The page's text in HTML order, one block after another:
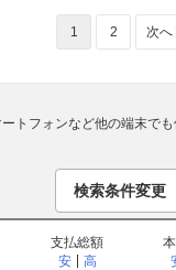
1 2 次へ
トフォンなど他の端末で
検索条件変更
支払総額
安
高